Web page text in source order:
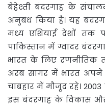
बेहेश्ती बंदरगाह के
अनुबंध किया है। यह
मध्य एशियाई देशों तक
पाकिस्तान में ग्वादर
भारत के लिए रणनीतिक
अरब सागर में भारत अपने
चाबहार में मौजूद रहे।
इस बंदरगाह के विकास